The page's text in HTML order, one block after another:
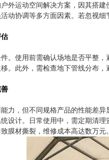
外运动空间解决方案，因其搭
动协调等多方面因素。若忽视
。使用前需确认场地是否平整
。此外，需检查地下管线分布
力，但不同规格产品的性能差
设计。日常使用中，需定期清
膜材撕裂，维修成本高达数万元。